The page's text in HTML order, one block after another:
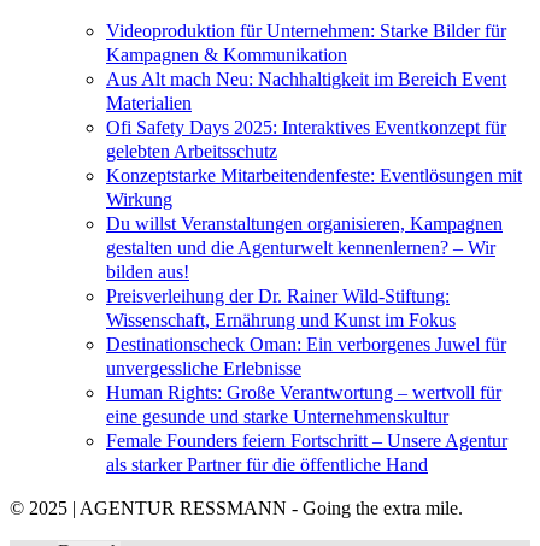
Videoproduktion für Unternehmen: Starke Bilder für
Kampagnen & Kommunikation
Aus Alt mach Neu: Nachhaltigkeit im Bereich Event
Materialien
Ofi Safety Days 2025: Interaktives Eventkonzept für
gelebten Arbeitsschutz
Konzeptstarke Mitarbeitendenfeste: Eventlösungen mit
Wirkung
Du willst Veranstaltungen organisieren, Kampagnen
gestalten und die Agenturwelt kennenlernen? – Wir
bilden aus!
Preisverleihung der Dr. Rainer Wild-Stiftung:
Wissenschaft, Ernährung und Kunst im Fokus
Destinationscheck Oman: Ein verborgenes Juwel für
unvergessliche Erlebnisse
Human Rights: Große Verantwortung – wertvoll für
eine gesunde und starke Unternehmenskultur
Female Founders feiern Fortschritt – Unsere Agentur
als starker Partner für die öffentliche Hand
© 2025 | AGENTUR RESSMANN - Going the extra mile.